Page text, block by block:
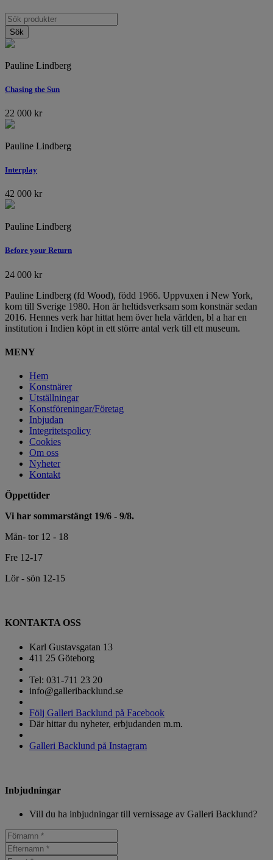
Pauline Lindberg
Chasing the Sun
22 000 kr
Pauline Lindberg
Interplay
42 000 kr
Pauline Lindberg
Before your Return
24 000 kr
Pauline Lindberg (fd Wood), född 1966. Uppvuxen i New York,
kom till Sverige 1980. Hon är heltidsverksam som konstnär sedan
2016. Hennes verk har hittat hem över hela världen, bl a har en
institution i Indien köpt in ett större antal verk till ett museum.
MENY
Hem
Konstnärer
Utställningar
Konstföreningar/Företag
Inbjudan
Integritetspolicy
Cookies
Om oss
Nyheter
Kontakt
Öppettider
Vi har sommarstängt 19/6 - 9/8.
Mån- tor 12 - 18
Fre 12-17
Lör - sön 12-15
KONTAKTA OSS
Karl Gustavsgatan 13
411 25 Göteborg
Tel: 031-711 23 20
info@galleribacklund.se
Följ Galleri Backlund på Facebook
Där hittar du nyheter, erbjudanden m.m.
Galleri Backlund på Instagram
Inbjudningar
Vill du ha inbjudningar till vernissage av Galleri Backlund?